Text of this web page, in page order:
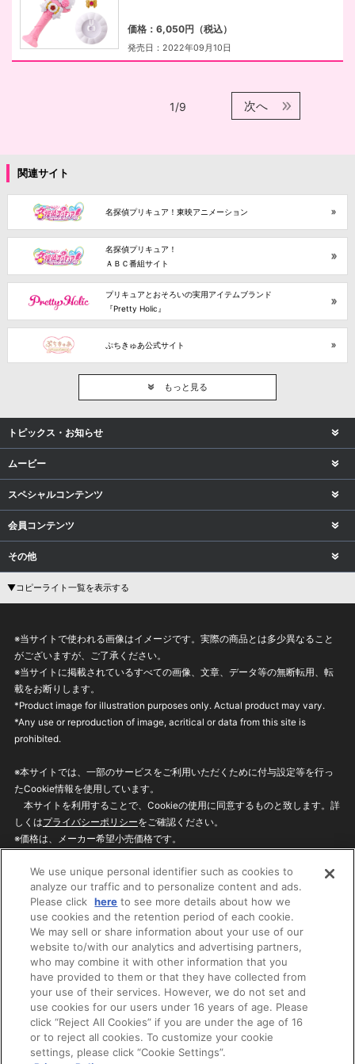
価格：6,050円（税込）
発売日：2022年09月10日
1/9 次へ
関連サイト
名探偵プリキュア！東映アニメーション
名探偵プリキュア！
ＡＢＣ番組サイト
プリキュアとおそろいの実用アイテムブランド
『Pretty Holic』
ぷちきゅあ公式サイト
もっと見る
トピックス・お知らせ
ムービー
スペシャルコンテンツ
会員コンテンツ
その他
▼コピーライト一覧を表示する
※当サイトで使われる画像はイメージです。実際の商品とは多少異なること
がございますが、ご了承ください。
※当サイトに掲載されているすべての画像、文章、データ等の無断転用、転
載をお断りします。
*Product image for illustration purposes only. Actual product may vary.
*Any use or reproduction of image, acritical or data from this site is
prohibited.
※本サイトでは、一部のサービスをご利用いただくために付与設定等を行っ
たCookie情報を使用しています。
本サイトを利用することで、Cookieの使用に同意するものと致します。詳
しくはプライバシーポリシーをご確認ください。
※価格は、メーカー希望小売価格です。
ざいますのでご了承ください。
privacypolicy
Do Not Sell or Share My
Personal Information
ウェブサイトご利用条件
ソーシャルメディアポリシー
個人情報保護方針
お問い合わせ
©BANDAI
We use unique personal identifier such as cookies to
analyze our traffic and to personalize content and ads.
Please click here to see more details about how we
use cookies and the retention period of each cookie.
We may sell or share information about your use of our
website to/with our analytics and advertising partners,
who may combine it with other information that you
have provided to them or that they have collected from
your use of their services. However, we do not set and
use cookies for our users under 16 years of age. Please
click “Reject All Cookies” if you are under the age of 16
or to reject all cookies. To customize your cookie
settings, please click “Cookie Settings”.